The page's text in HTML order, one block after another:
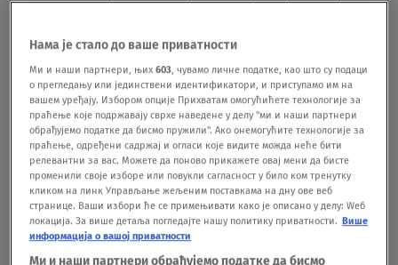
Grickalice koje mogu da izazovu insulinsku
rezistenciju
ZDRAVLJE17.04.24.
Oglas
Нама је стало до ваше приватности
Ми и наши партнери, њих603, чувамо личне податке, као што су подаци
о прегледању или јединствени идентификатори, и приступамо им на
вашем уређају. Избором опције Прихватам омогућићете технологије за
праћење које подржавају сврхе наведене у делу "ми и наши партнери
обрађујемо податке да бисмо пружили". Ако онемогућите технологије за
праћење, одређени садржај и огласи које видите можда неће бити
релевантни за вас. Можете да поново прикажете овај мени да бисте
променили своје изборе или повукли сагласност у било ком тренутку
кликом на линк Управљање жељеним поставкама на дну ове веб
странице. Ваши избори ће се примењивати како је описано у делу: Wеб
локација. За више детаља погледајте нашу политику приватности. Више
информација о вашој приватности
Ми и наши партнери обрађујемо податке да бисмо